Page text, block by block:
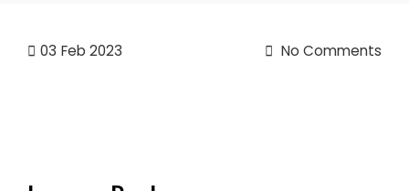
03 Feb 2023 No Comments